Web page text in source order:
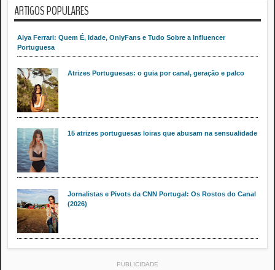
ARTIGOS POPULARES
Alya Ferrari: Quem É, Idade, OnlyFans e Tudo Sobre a Influencer
Portuguesa
Atrizes Portuguesas: o guia por canal, geração e palco
15 atrizes portuguesas loiras que abusam na sensualidade
Jornalistas e Pivots da CNN Portugal: Os Rostos do Canal
(2026)
PUBLICIDADE